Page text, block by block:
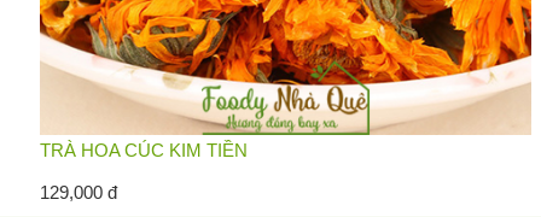
TRÀ HOA CÚC KIM TIỀN
129,000 đ